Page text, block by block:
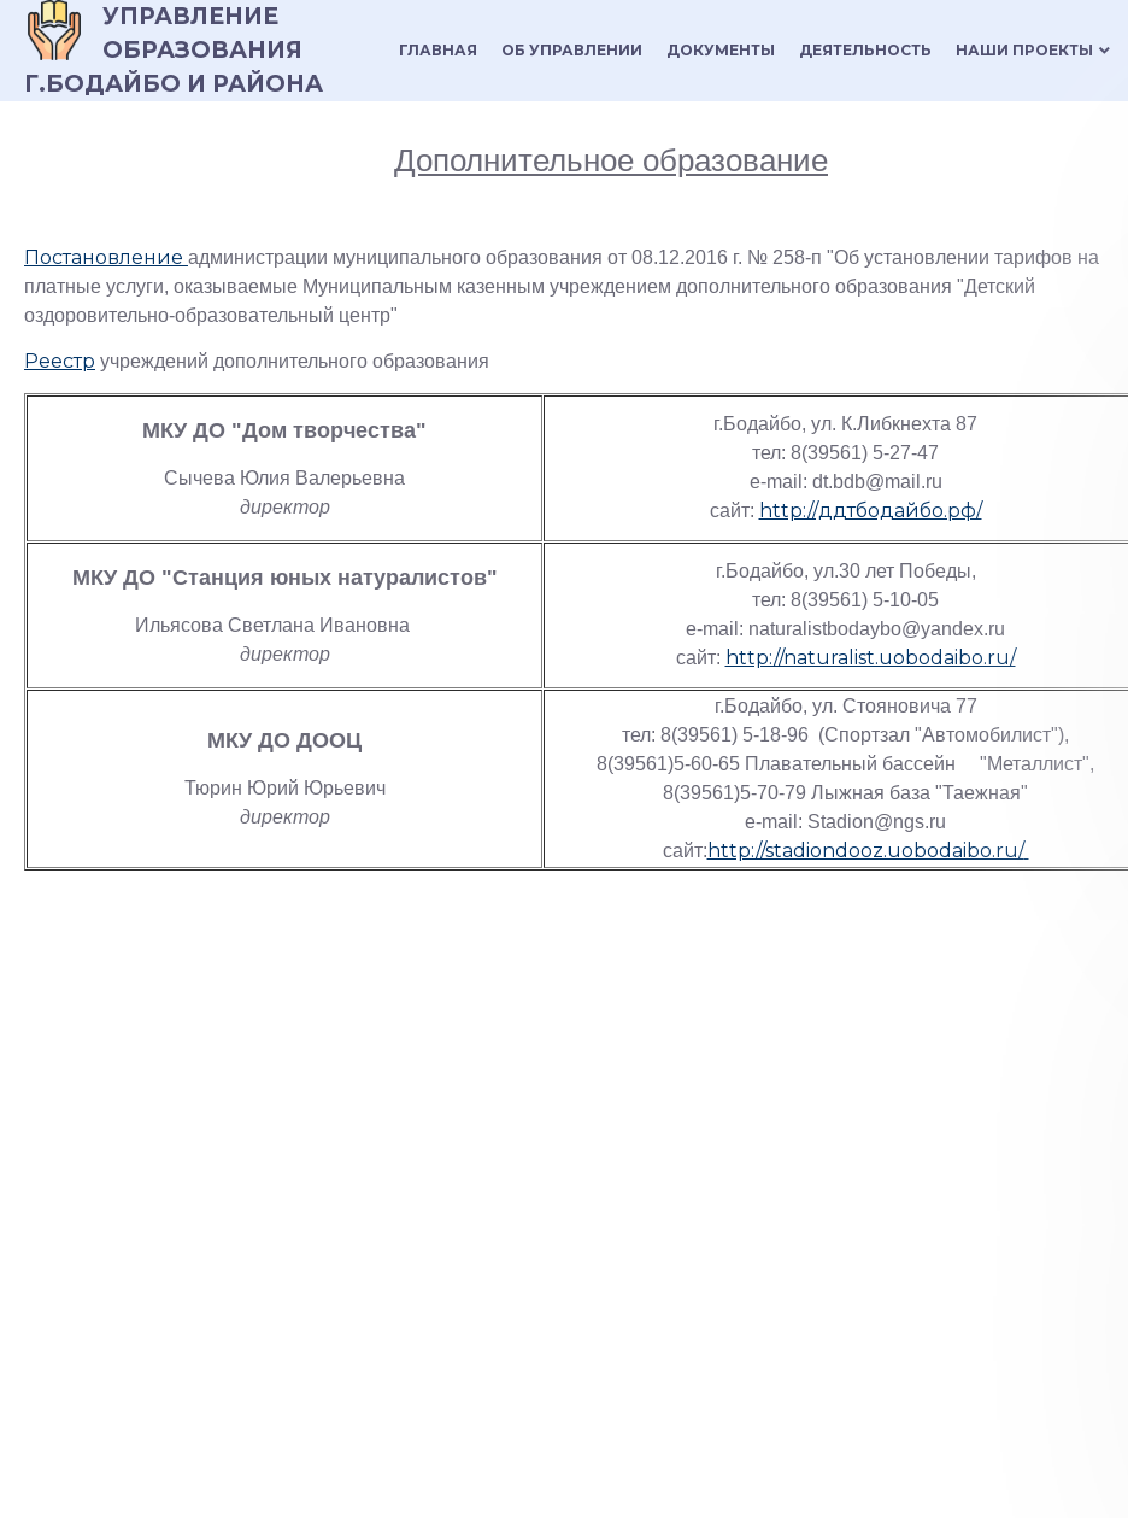
УПРАВЛЕНИЕ
ОБРАЗОВАНИЯ
Г.БОДАЙБО И РАЙОНА
ГЛАВНАЯ ОБ УПРАВЛЕНИИ ДОКУМЕНТЫ ДЕЯТЕЛЬНОСТЬ НАШИ ПРОЕКТЫ keyboard_arrow_down
Дополнительное образование
Постановление администрации муниципального образования от 08.12.2016 г. № 258-п "Об установлении тарифов на
платные услуги, оказываемые Муниципальным казенным учреждением дополнительного образования "Детский
оздоровительно-образовательный центр"
Реестр учреждений дополнительного образования
МКУ ДО "Дом творчества"
Сычева Юлия Валерьевна
директор
г.Бодайбо, ул. К.Либкнехта 87
тел: 8(39561) 5-27-47
e-mail: dt.bdb@mail.ru
сайт: http://ддтбодайбо.рф/
МКУ ДО "Станция юных натуралистов"
Ильясова Светлана Ивановна
директор
г.Бодайбо, ул.30 лет Победы,
тел: 8(39561) 5-10-05
е-mail: naturalistbodaybo@yandex.ru
сайт: http://naturalist.uobodaibo.ru/
МКУ ДО ДООЦ
Тюрин Юрий Юрьевич
директор
г.Бодайбо, ул. Стояновича 77
тел: 8(39561) 5-18-96 (Спортзал "Автомобилист"),
8(39561)5-60-65 Плавательный бассейн "Металлист",
8(39561)5-70-79 Лыжная база "Таежная"
e-mail: Stadion@ngs.ru
сайт: http://stadiondooz.uobodaibo.ru/